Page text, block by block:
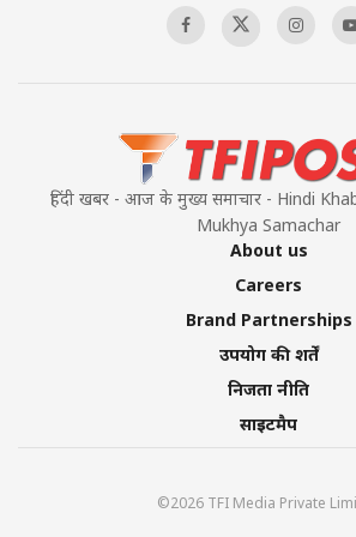
हिंदी खबर - आज के मुख्य समाचार - Hindi
Mukhya Samachar
About us
Careers
Brand Partnerships
उपयोग की शर्तें
निजता नीति
साइटमैप
©2026 TFI Media Private